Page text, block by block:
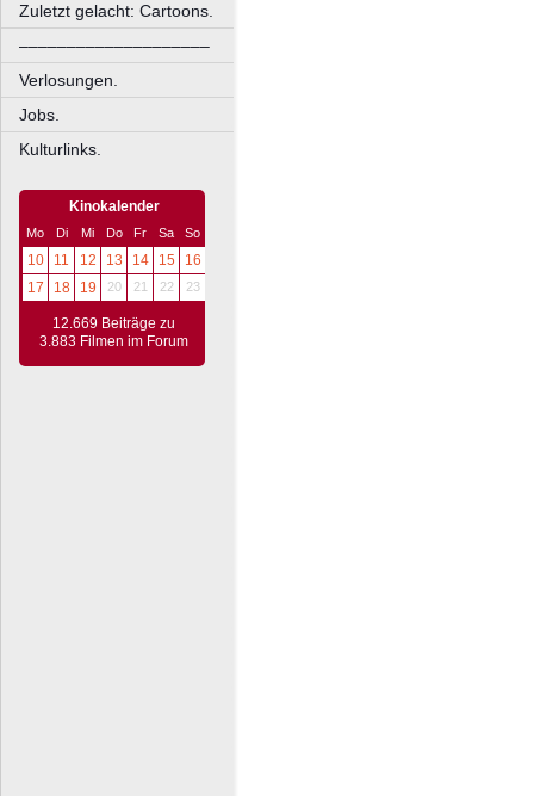
Zuletzt gelacht: Cartoons.
––––––––––––––––––––
Verlosungen.
Jobs.
Kulturlinks.
Kinokalender
Mo Di Mi Do Fr Sa So
10 11 12 13 14 15
16
17
18 19 20 21 22 23
12.669 Beiträge zu
3.883 Filmen im Forum